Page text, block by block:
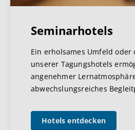
Seminarhotels
Ein erholsames Umfeld oder
unserer Tagungshotels
angenehmer
abwechslungsreiches
Hotels entdecken